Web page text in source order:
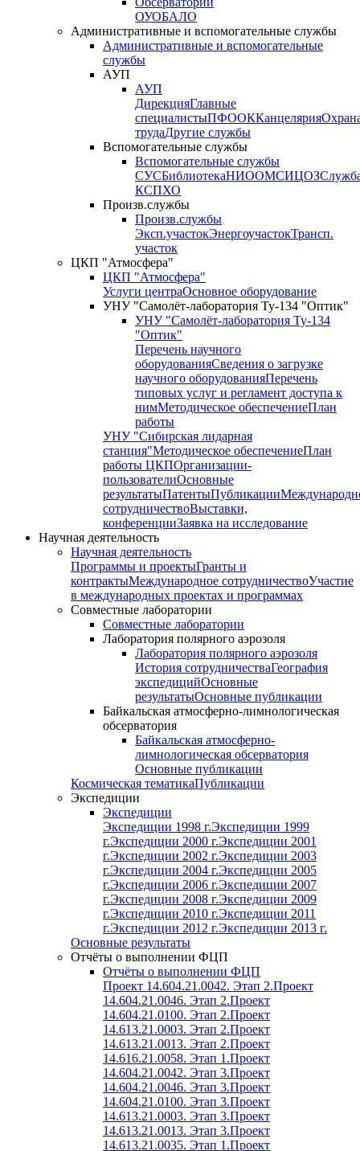
ОУОБАЛО
Административные и вспомогательные службы
Административные и вспомогательные
службы
АУП
АУП
ДирекцияГлавные
специалистыПФООККанцелярия
трудаДругие службы
Вспомогательные службы
Вспомогательные службы
СУСБиблиотекаНИООМСИЦОЗ
КСПХО
Произв.службы
Произв.службы
Эксп.участокЭнергоучастокТрансп.
участок
ЦКП "Атмосфера"
ЦКП "Атмосфера"
Услуги центраОсновное оборудование
УНУ "Самолёт-лаборатория Ту-134 "Оптик"
УНУ "Самолёт-лаборатория Ту-134
"Оптик"
Перечень научного
оборудованияСведения о загрузке
научного оборудованияПеречень
типовых услуг и регламент доступа к
нимМетодическое обеспечениеПлан
работы
УНУ "Сибирская лидарная
станция"Методическое обеспечениеПлан
работы ЦКПОрганизации-
пользователиОсновные
результатыПатентыПубликации
сотрудничествоВыставки,
конференцииЗаявка на исследование
Научная деятельность
Научная деятельность
Программы и проектыГранты и
контрактыМеждународное сотрудничествоУчастие
в международных проектах и программах
Совместные лаборатории
Совместные лаборатории
Лаборатория полярного аэрозоля
Лаборатория полярного аэрозоля
История сотрудничестваГеография
экспедицийОсновные
результатыОсновные публикации
Байкальская атмосферно-лимнологическая
обсерватория
Байкальская атмосферно-
лимнологическая обсерватория
Основные публикации
Космическая тематикаПубликации
Экспедиции
Экспедиции
Экспедиции 1998 г.Экспедиции 1999
г.Экспедиции 2000 г.Экспедиции 2001
г.Экспедиции 2002 г.Экспедиции 2003
г.Экспедиции 2004 г.Экспедиции 2005
г.Экспедиции 2006 г.Экспедиции 2007
г.Экспедиции 2008 г.Экспедиции 2009
г.Экспедиции 2010 г.Экспедиции 2011
г.Экспедиции 2012 г.Экспедиции 2013 г.
Основные результаты
Отчёты о выполнении ФЦП
Отчёты о выполнении ФЦП
Проект 14.604.21.0042. Этап 2.Проект
14.604.21.0046. Этап 2.Проект
14.604.21.0100. Этап 2.Проект
14.613.21.0003. Этап 2.Проект
14.613.21.0013. Этап 2.Проект
14.616.21.0058. Этап 1.Проект
14.604.21.0042. Этап 3.Проект
14.604.21.0046. Этап 3.Проект
14.604.21.0100. Этап 3.Проект
14.613.21.0003. Этап 3.Проект
14.613.21.0013. Этап 3.Проект
14.613.21.0035. Этап 1.Проект